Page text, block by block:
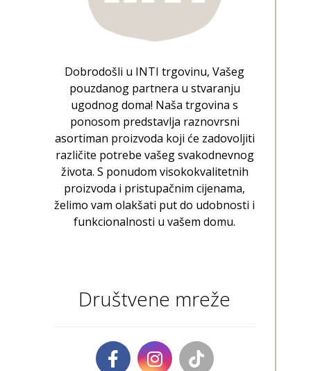
Dobrodošli u INTI trgovinu, Vašeg
pouzdanog partnera u stvaranju
ugodnog doma! Naša trgovina s
ponosom predstavlja raznovrsni
asortiman proizvoda koji će zadovoljiti
različite potrebe vašeg svakodnevnog
života. S ponudom visokokvalitetnih
proizvoda i pristupačnim cijenama,
želimo vam olakšati put do udobnosti i
funkcionalnosti u vašem domu.
Društvene mreže